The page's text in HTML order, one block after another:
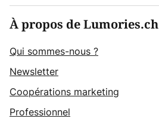
À propos de Lumories.ch
Qui sommes-nous ?
Newsletter
Coopérations marketing
Professionnel